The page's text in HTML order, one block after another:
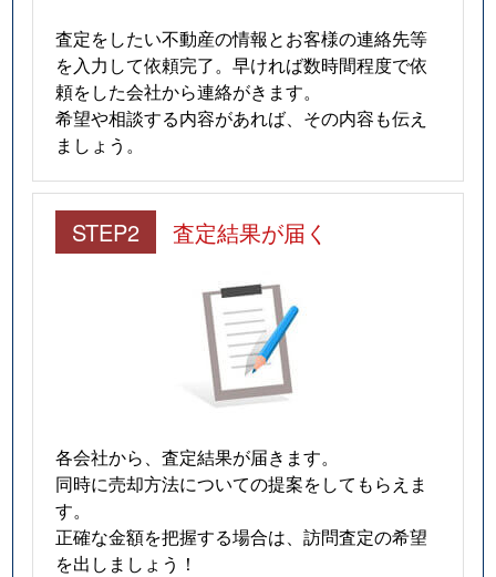
査定をしたい不動産の情報とお客様の連絡先等
を入力して依頼完了。早ければ数時間程度で依
頼をした会社から連絡がきます。
希望や相談する内容があれば、その内容も伝え
ましょう。
STEP2 査定結果が届く
各会社から、査定結果が届きます。
同時に売却方法についての提案をしてもらえま
す。
正確な金額を把握する場合は、訪問査定の希望
を出しましょう！